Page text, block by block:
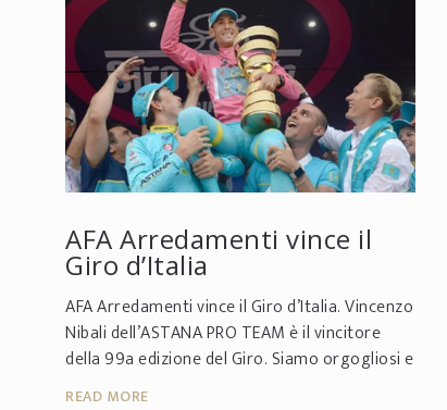
AFA Arredamenti vince il
Giro d’Italia
AFA Arredamenti vince il Giro d’Italia. Vincenzo
Nibali dell’ASTANA PRO TEAM è il vincitore
della 99a edizione del Giro. Siamo orgogliosi e
grati di aver realizzato il motorho...
READ MORE